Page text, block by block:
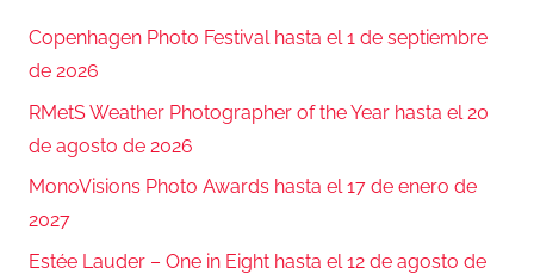
Copenhagen Photo Festival hasta el 1 de septiembre
de 2026
RMetS Weather Photographer of the Year hasta el 20
de agosto de 2026
MonoVisions Photo Awards hasta el 17 de enero de
2027
Estée Lauder – One in Eight hasta el 12 de agosto de